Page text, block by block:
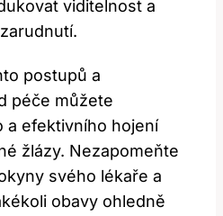
viditelnost a
postupů a
péče můžete
a efektivního hojení
žlázy. Nezapomeňte
svého lékaře a
obavy ohledně